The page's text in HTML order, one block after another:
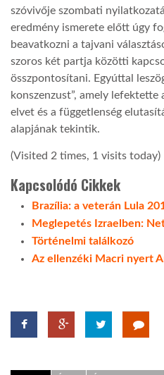
szóvivője szombati
eredmény ismerete előtt úgy
beavatkozni a tajvani
szoros két partja közötti
összpontosítani. Egyúttal
konszenzust”, amely lefektette
elvet és a függetlenség
alapjának tekintik.
(Visited 2 times, 1 visits today)
Kapcsolódó Cikkek
Brazília: a veterán Lula
Meglepetés Izraelben:
Történelmi találkozó
Az ellenzéki Macri nyert